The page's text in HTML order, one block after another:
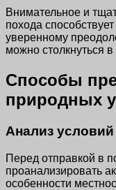
Внимательное и
похода
уверенному
можно столкнуться
Способы
природных
Анализ
Перед отправкой в
проанализировать
особенности